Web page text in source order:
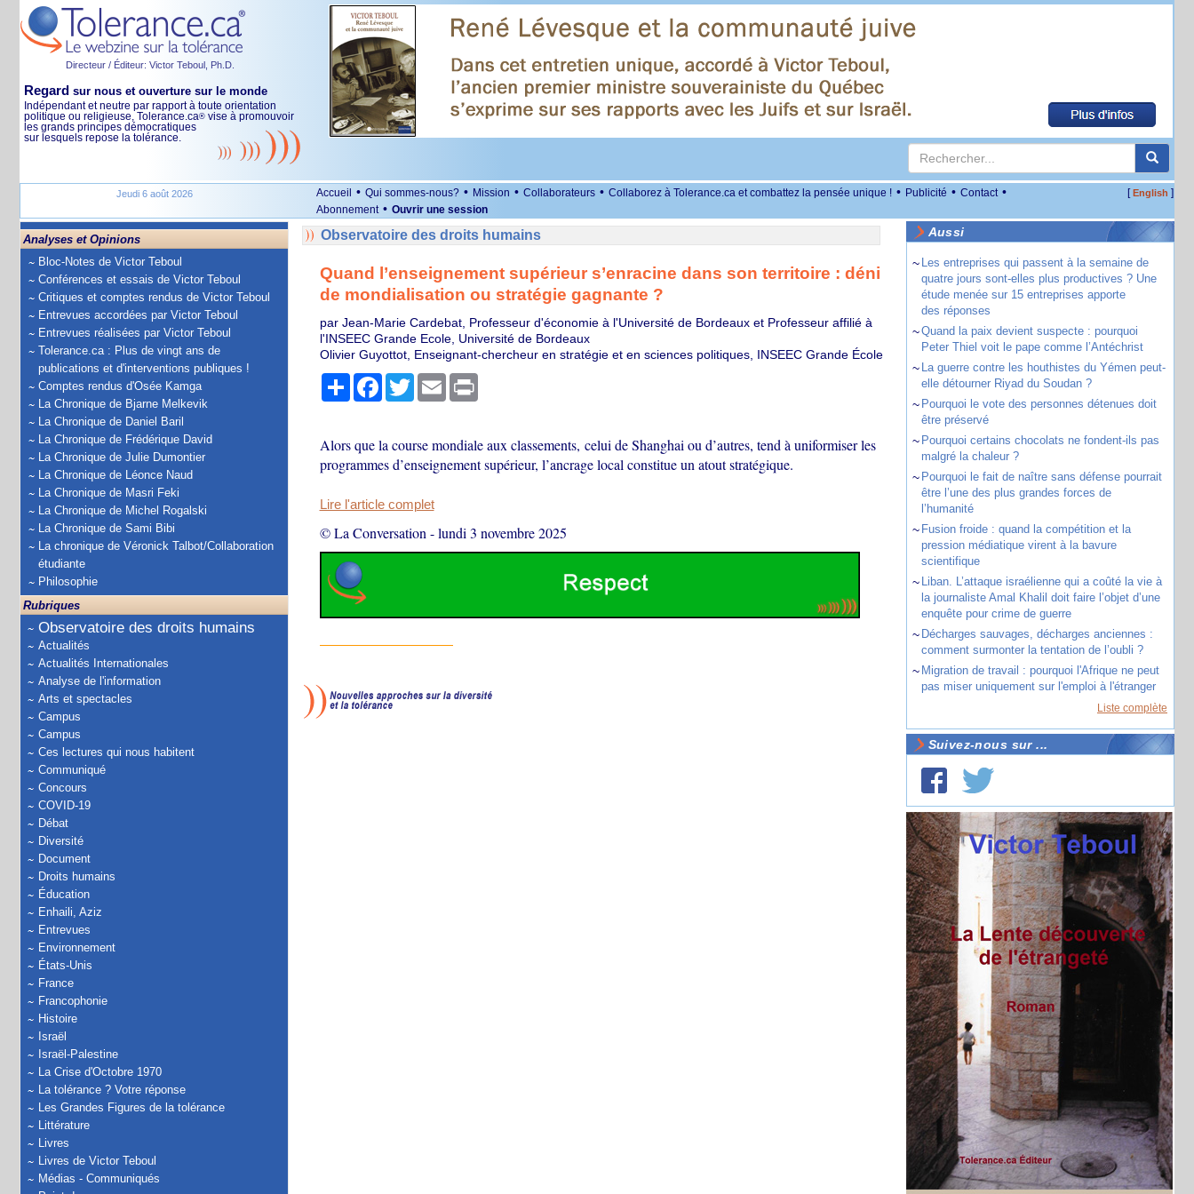
Directeur / Éditeur: Victor Teboul, Ph.D.
Regard sur nous et ouverture sur le monde
Indépendant et neutre par rapport à toute orientation
politique ou religieuse, Tolerance.ca® vise à promouvoir
les grands principes démocratiques
sur lesquels repose la tolérance.
Jeudi 6 août 2026 Accueil • Qui sommes-nous? • Mission • Collaborateurs • Collaborez à Tolerance.ca et combattez la pensée unique ! • Publicité • Contact •
Abonnement • Ouvrir une session
[English ]
Analyses et Opinions
Bloc-Notes de Victor Teboul
Conférences et essais de Victor Teboul
Critiques et comptes rendus de Victor Teboul
Entrevues accordées par Victor Teboul
Entrevues réalisées par Victor Teboul
Tolerance.ca : Plus de vingt ans de
publications et d'interventions publiques !
Comptes rendus d'Osée Kamga
La Chronique de Bjarne Melkevik
La Chronique de Daniel Baril
La Chronique de Frédérique David
La Chronique de Julie Dumontier
La Chronique de Léonce Naud
La Chronique de Masri Feki
La Chronique de Michel Rogalski
La Chronique de Sami Bibi
La chronique de Véronick Talbot/Collaboration
étudiante
Philosophie
Rubriques
Observatoire des droits humains
Actualités
Actualités Internationales
Analyse de l'information
Arts et spectacles
Campus
Campus
Ces lectures qui nous habitent
Communiqué
Concours
COVID-19
Débat
Diversité
Document
Droits humains
Éducation
Enhaili, Aziz
Entrevues
Environnement
États-Unis
France
Francophonie
Histoire
Israël
Israël-Palestine
La Crise d'Octobre 1970
La tolérance ? Votre réponse
Les Grandes Figures de la tolérance
Littérature
Livres
Livres de Victor Teboul
Médias - Communiqués
Observatoire des droits humains
Quand l’enseignement supérieur s’enracine dans son territoire : déni
de mondialisation ou stratégie gagnante ?
par Jean-Marie Cardebat, Professeur d'économie à l'Université de Bordeaux et Professeur affilié à
l'INSEEC Grande Ecole, Université de Bordeaux
Olivier Guyottot, Enseignant-chercheur en stratégie et en sciences politiques, INSEEC Grande École
PartagerFacebook
TwitterEmail Print
Alors que la course mondiale aux classements, celui de Shanghai ou d’autres, tend à uniformiser les
programmes d’enseignement supérieur, l’ancrage local constitue un atout stratégique.
Lire l'article complet
© La Conversation -lundi 3 novembre 2025
Aussi
~ Les entreprises qui passent à la semaine de
quatre jours sont-elles plus productives ? Une
étude menée sur 15 entreprises apporte
des réponses
~Quand la paix devient suspecte : pourquoi
Peter Thiel voit le pape comme l’Antéchrist
~ La guerre contre les houthistes du Yémen peut-
elle détourner Riyad du Soudan ?
~ Pourquoi le vote des personnes détenues doit
être préservé
~ Pourquoi certains chocolats ne fondent-ils pas
malgré la chaleur ?
~ Pourquoi le fait de naître sans défense pourrait
être l’une des plus grandes forces de
l’humanité
~ Fusion froide : quand la compétition et la
pression médiatique virent à la bavure
scientifique
~ Liban. L’attaque israélienne qui a coûté la vie à
la journaliste Amal Khalil doit faire l’objet d’une
enquête pour crime de guerre
~ Décharges sauvages, décharges anciennes :
comment surmonter la tentation de l’oubli ?
~ Migration de travail : pourquoi l'Afrique ne peut
pas miser uniquement sur l'emploi à l'étranger
Liste complète
Suivez-nous sur ...